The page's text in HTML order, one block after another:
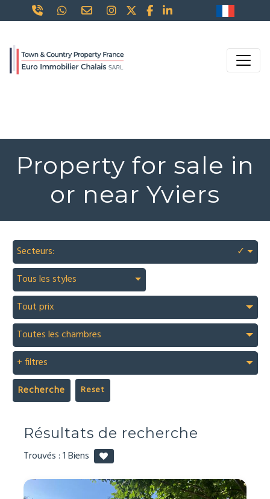
Property for sale in
or near Yviers
Secteurs:
✓
Tous les styles
Tout prix
Toutes les chambres
+ filtres
Recherche
Résultats de recherche
Trouvés :1Biens